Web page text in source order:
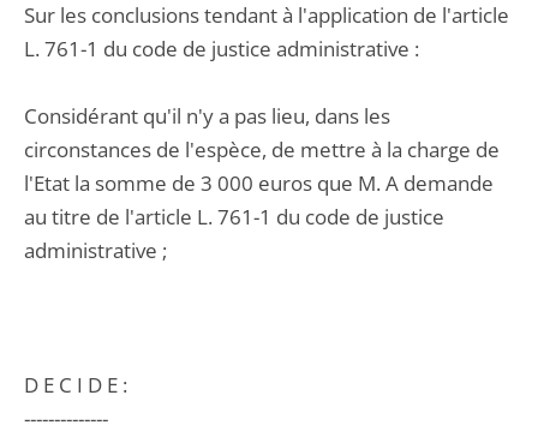
Sur les conclusions tendant à l'application de l'article
L. 761-1 du code de justice administrative :
Considérant qu'il n'y a pas lieu, dans les
circonstances de l'espèce, de mettre à la charge de
l'Etat la somme de 3 000 euros que M. A demande
au titre de l'article L. 761-1 du code de justice
administrative ;
D E C I D E :
--------------